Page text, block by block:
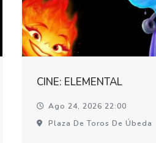
CINE: ELEMENTAL
Ago 24, 2026 22:00
Plaza De Toros De Úbeda